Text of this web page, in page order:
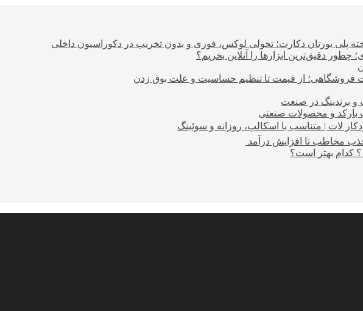
پلی یورتان دکارت؛ تحولی لوکس، فوری و بدون تخریب در دکوراسیون داخلی
چطور دقیق‌ترین ابزارها را آنلاین بخریم؟
فروشگاهی؛ از قیمت تا تنظیم حساسیت و علت بوق زدن
و برندینگ در صنعت
بارکد و محصولات صنعتی
لات | متناسب با اسکالپ، روزانه و سوئینگ
کدام بهتر است؟